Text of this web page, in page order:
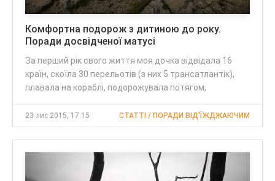
Комфортна подорож з дитиною до року.
Поради досвідченої матусі
За перший рік свого життя моя дочка відвідала 16
країн, скоїла 30 перельотів (з них 5 трансатлантік),
плавала на кораблі, подорожувала потягом,
23 лис 2015, 17:15 CТАТТІ / ПОРАДИ ВІД'ЇЖДЖАЮЧИМ